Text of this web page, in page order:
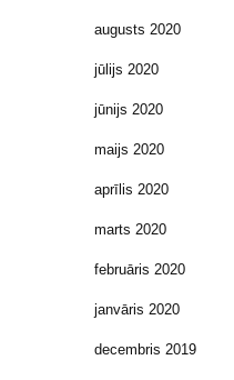
augusts 2020
jūlijs 2020
jūnijs 2020
maijs 2020
aprīlis 2020
marts 2020
februāris 2020
janvāris 2020
decembris 2019